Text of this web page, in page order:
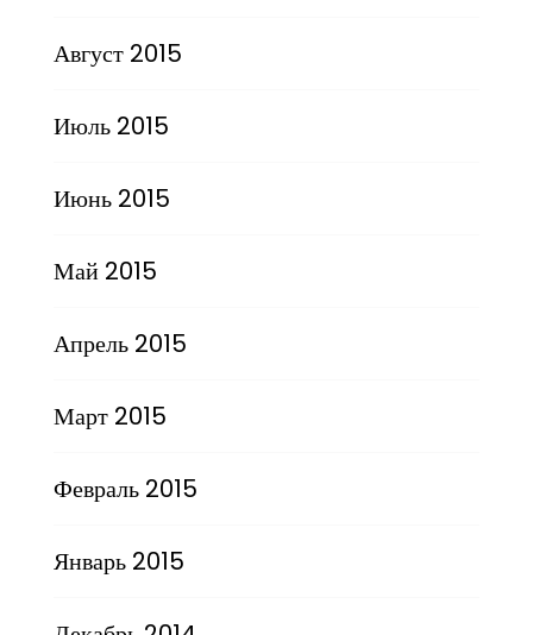
Август 2015
Июль 2015
Июнь 2015
Май 2015
Апрель 2015
Март 2015
Февраль 2015
Январь 2015